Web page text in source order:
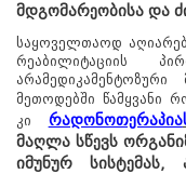
მდგომარეობისა და
საყოველთაოდ
რეაბილიტაციის
მეთოდებში წამყვანი
კი რადონოთერაპია
მაღლა სწევს
იმუნურ სისტემას,